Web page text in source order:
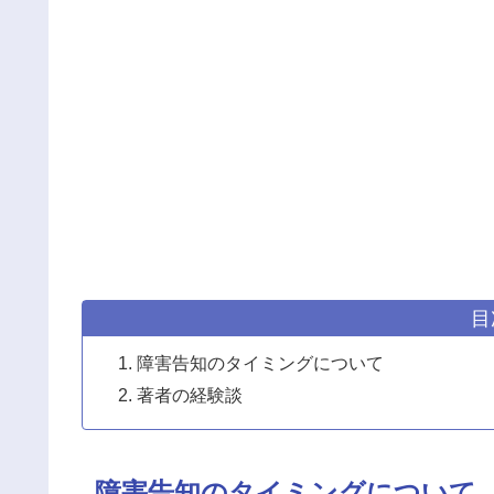
障害告知のタイミングについて
著者の経験談